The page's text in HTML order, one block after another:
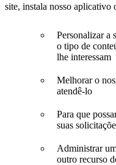
site, instala nosso aplicativo
Personalizar a
o tipo de
lhe interessam
Melhorar o
atendê-lo
Para que
suas
Administrar
outro recurso